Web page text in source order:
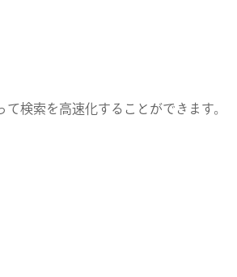
検索を高速化することができます。